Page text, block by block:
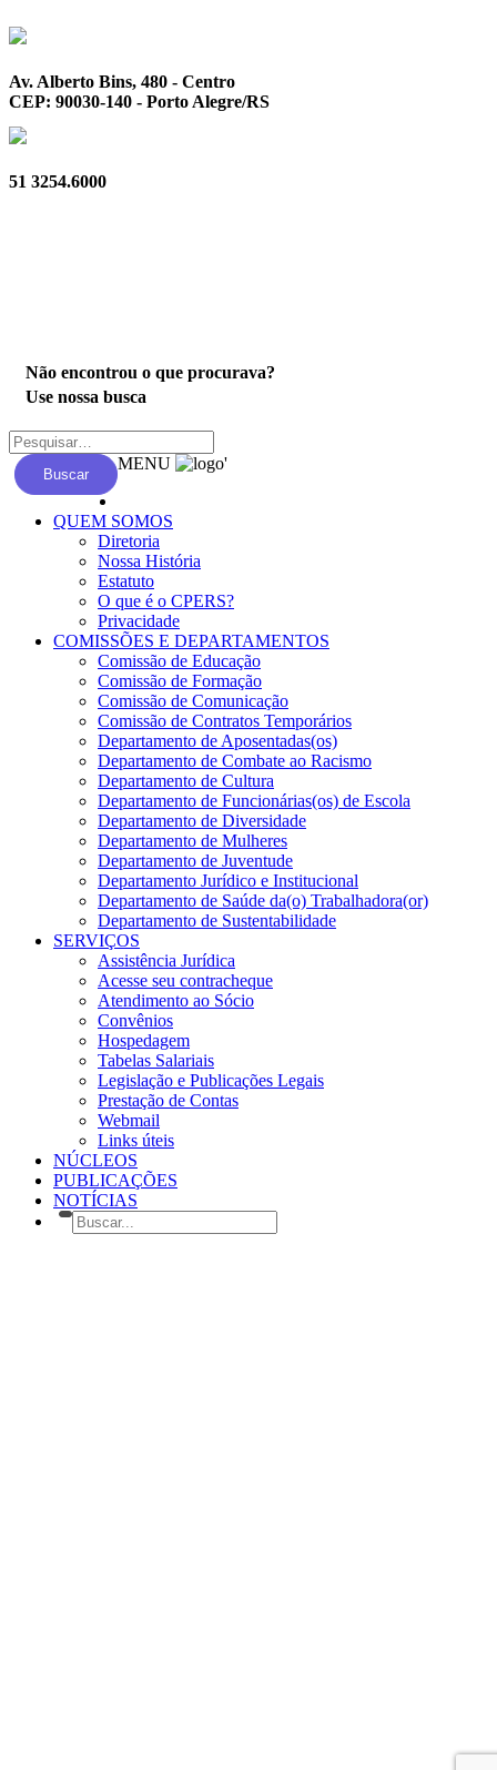
Av. Alberto Bins, 480 - Centro
CEP: 90030-140 - Porto Alegre/RS
51 3254.6000
Não encontrou o que procurava?
Use nossa busca
Buscar
MENU '
QUEM SOMOS
Diretoria
Nossa História
Estatuto
O que é o CPERS?
Privacidade
COMISSÕES E DEPARTAMENTOS
Comissão de Educação
Comissão de Formação
Comissão de Comunicação
Comissão de Contratos Temporários
Departamento de Aposentadas(os)
Departamento de Combate ao Racismo
Departamento de Cultura
Departamento de Funcionárias(os) de Escola
Departamento de Diversidade
Departamento de Mulheres
Departamento de Juventude
Departamento Jurídico e Institucional
Departamento de Saúde da(o) Trabalhadora(or)
Departamento de Sustentabilidade
SERVIÇOS
Assistência Jurídica
Acesse seu contracheque
Atendimento ao Sócio
Convênios
Hospedagem
Tabelas Salariais
Legislação e Publicações Legais
Prestação de Contas
Webmail
Links úteis
NÚCLEOS
PUBLICAÇÕES
NOTÍCIAS